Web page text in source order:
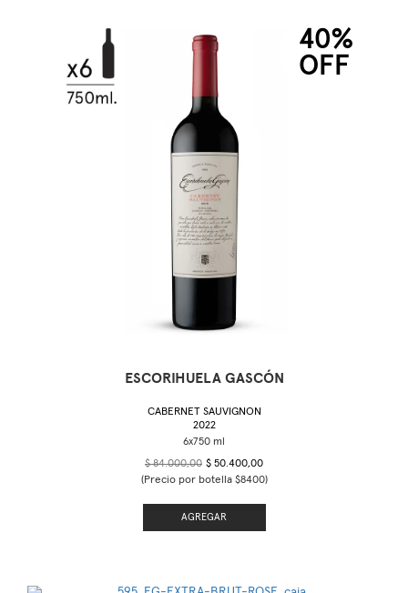
40%
OFF
ESCORIHUELA GASCÓN
CABERNET SAUVIGNON
2022
$ 84.000,00 $ 50.400,00
(Precio por botella $8400)
AGREGAR